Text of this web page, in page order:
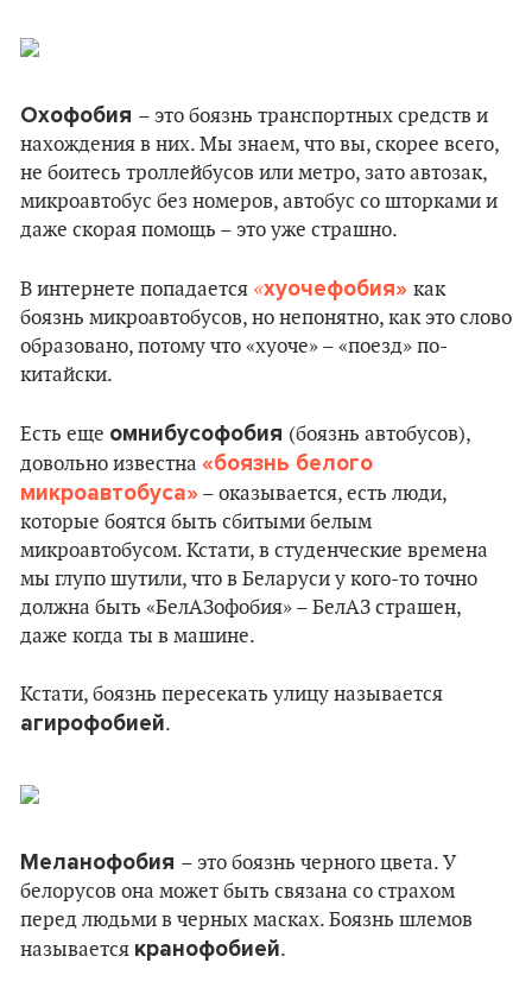
Охофобия – это боязнь транспортных средств и
нахождения в них. Мы знаем, что вы, скорее всего,
не боитесь троллейбусов или метро, зато автозак,
микроавтобус без номеров, автобус со шторками и
даже скорая помощь – это уже страшно.
В интернете попадается «хуочефобия» как
боязнь микроавтобусов, но непонятно, как это слово
образовано, потому что «хуоче» – «поезд» по-
китайски.
Есть еще омнибусофобия (боязнь автобусов),
довольно известна «боязнь белого
микроавтобуса» – оказывается, есть люди,
которые боятся быть сбитыми белым
микроавтобусом. Кстати, в студенческие времена
мы глупо шутили, что в Беларуси у кого-то точно
должна быть «БелАЗофобия» – БелАЗ страшен,
даже когда ты в машине.
Кстати, боязнь пересекать улицу называется
агирофобией.
Меланофобия – это боязнь черного цвета. У
белорусов она может быть связана со страхом
перед людьми в черных масках. Боязнь шлемов
называется кранофобией.